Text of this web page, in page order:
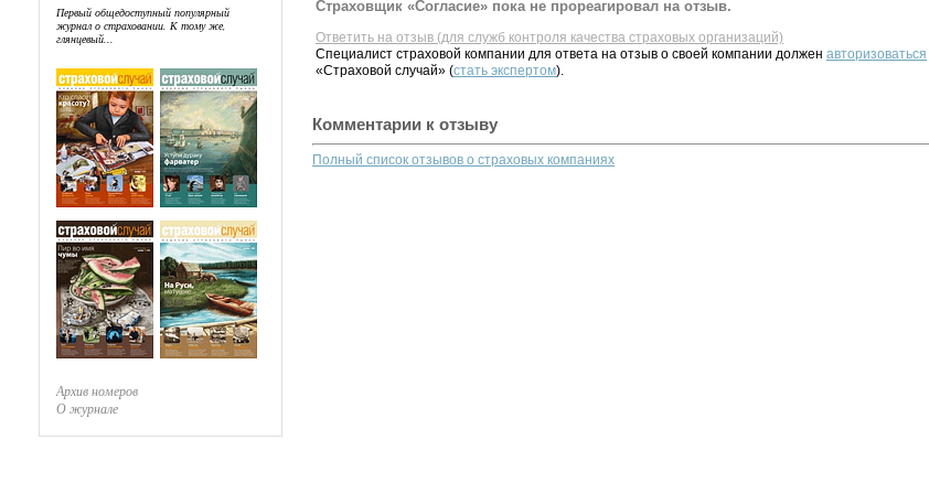
Первый общедоступный популярный
журнал о страховании. К тому же,
глянцевый...
Архив номеров
О журнале
Страховщик «Согласие» пока не прореагировал на отзыв.
Ответить на отзыв (для служб контроля качества страховых организаций)
Специалист страховой компании для ответа на отзыв о своей компании должен авторизоваться
«Страховой случай» (стать экспертом).
Комментарии к отзыву
Полный список отзывов о страховых компаниях